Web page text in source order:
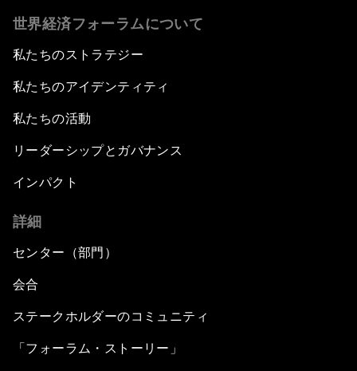
世界経済フォーラムについて
私たちのストラテジー
私たちのアイデンティティ
私たちの活動
リーダーシップとガバナンス
インパクト
詳細
センター（部門）
会合
ステークホルダーのコミュニティ
「フォーラム・ストーリー」